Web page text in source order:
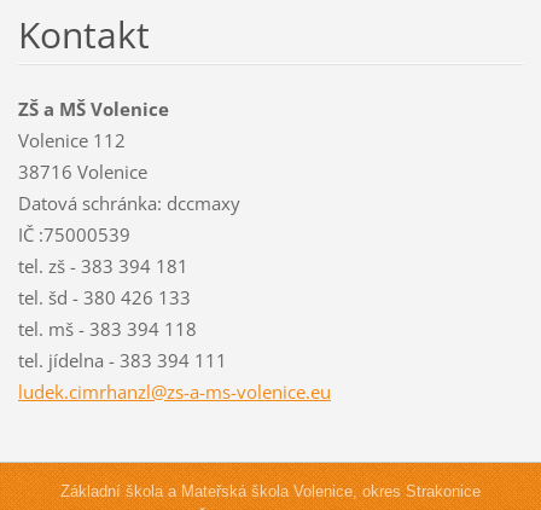
Kontakt
ZŠ a MŠ Volenice
Volenice 112
38716 Volenice
Datová schránka: dccmaxy
IČ :75000539
tel. zš - 383 394 181
tel. šd - 380 426 133
tel. mš - 383 394 118
tel. jídelna - 383 394 111
ludek.cimrhanzl@zs-a-ms-volenice.eu
Základní škola a Mateřská škola Volenice, okres Strakonice